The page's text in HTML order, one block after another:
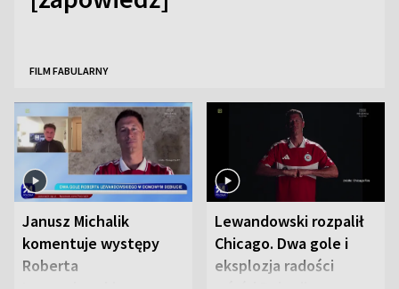
FILM FABULARNY
Janusz Michalik
komentuje występy
Roberta
Lewandowski rozpalił
Chicago. Dwa gole i
eksplozja radości